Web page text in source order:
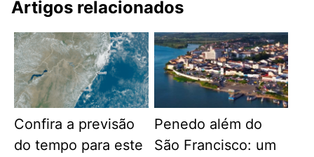
Artigos relacionados
Confira a previsão
do tempo para este
Penedo além do
São Francisco: um